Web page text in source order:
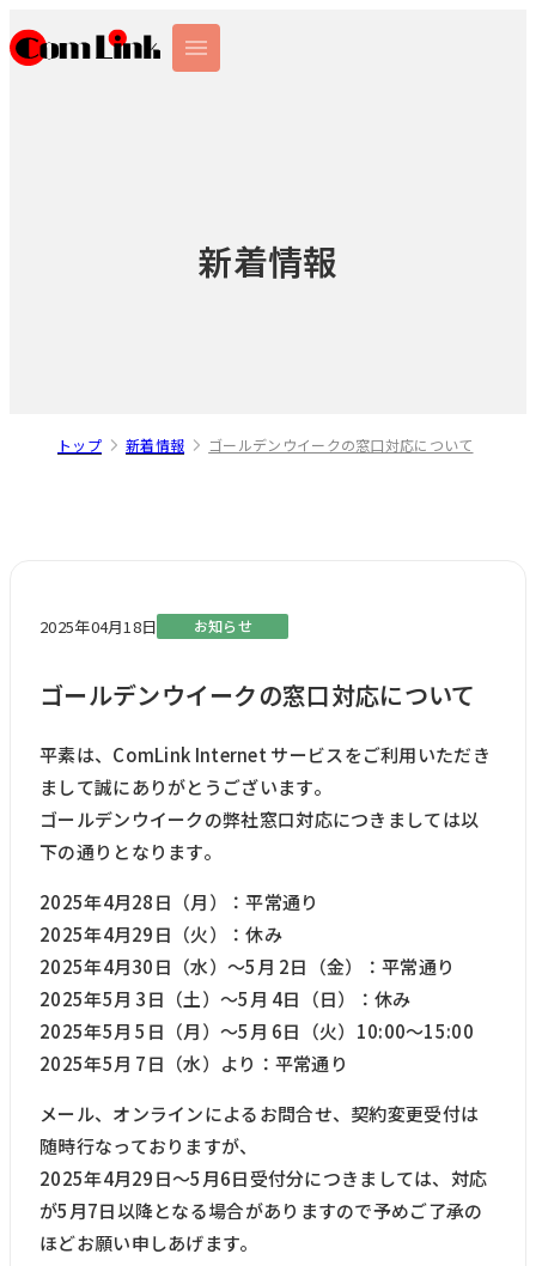
新着情報
トップ 新着情報 ゴールデンウイークの窓口対応について
2025年04月18日 お知らせ
ゴールデンウイークの窓口対応について
平素は、ComLink Internet サービスをご利用いただき
まして誠にありがとうございます。
ゴールデンウイークの弊社窓口対応につきましては以
下の通りとなります。
2025年4月28日（月）：平常通り
2025年4月29日（火）：休み
2025年4月30日（水）～5月 2日（金）：平常通り
2025年5月 3日（土）～5月 4日（日）：休み
2025年5月 5日（月）～5月 6日（火）10:00～15:00
2025年5月 7日（水）より：平常通り
メール、オンラインによるお問合せ、契約変更受付は
随時行なっておりますが、
2025年4月29日～5月6日受付分につきましては、対応
が5月7日以降となる場合がありますので予めご了承の
ほどお願い申しあげます。